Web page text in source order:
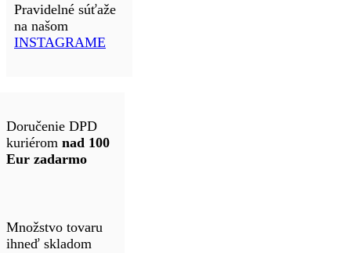
Pravidelné súťaže
na našom
INSTAGRAME
Doručenie DPD
kuriérom nad 100
Eur zadarmo
Množstvo tovaru
ihneď skladom